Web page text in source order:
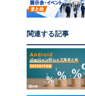
関連する記事